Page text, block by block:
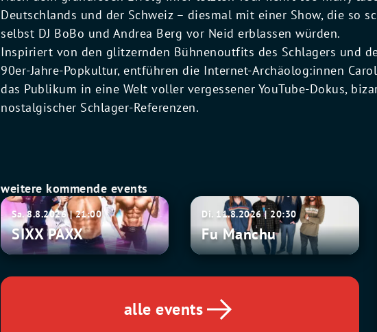
Deutschlands und der Schweiz – diesmal mit einer Show, die so
selbst DJ BoBo und Andrea Berg vor Neid erblassen würden.
Inspiriert von den glitzernden Bühnenoutfits des Schlagers und
90er-Jahre-Popkultur, entführen die Internet-Archäolog:innen
das Publikum in eine Welt voller vergessener YouTube-Dokus,
nostalgischer Schlager-Referenzen.
weitere kommende events
SIXX
PAXX
Sa. 8.8.2026 | 21:00
SIXX PAXX
Fu
Manchu
Di. 11.8.2026 | 20:30
Fu Manchu
alle events